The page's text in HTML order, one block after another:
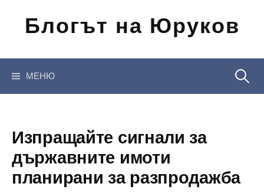
съдържанието
Блогът на Юруков
МЕНЮ
Изпращайте сигнали за
държавните имоти
планирани за разпродажба